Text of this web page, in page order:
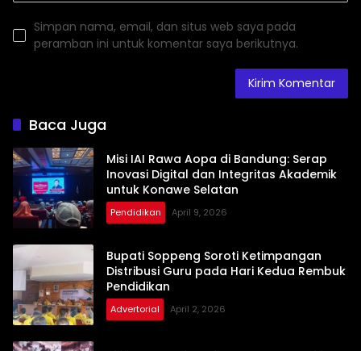
Simpan nama, email, dan situs web saya pada
peramban ini untuk komentar saya berikutnya.
Baca Juga
Misi IAI Rawa Aopa di Bandung: Serap
Inovasi Digital dan Integritas Akademik
untuk Konawe Selatan
Pendidikan April 9, 2026
Bupati Soppeng Soroti Ketimpangan
Distribusi Guru pada Hari Kedua Rembuk
Pendidikan
Advertorial April 2, 2026